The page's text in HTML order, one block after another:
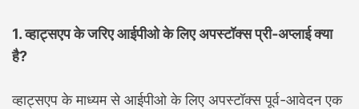
1. व्हाट्सएप के जरिए आईपीओ के लिए अपस्टॉक्स प्री-अप्लाई क्या
है?
व्हाट्सएप के माध्यम से आईपीओ के लिए अपस्टॉक्स पूर्व-आवेदन एक